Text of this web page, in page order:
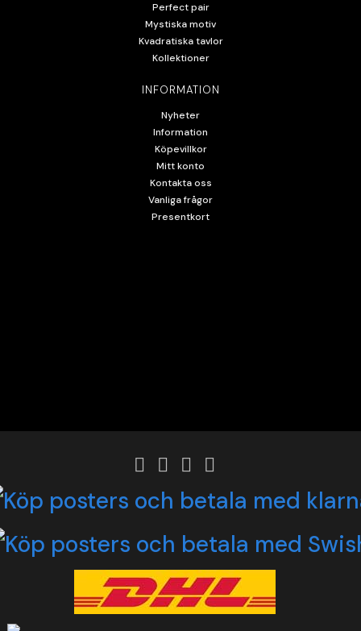
Perfect pair
Mystiska motiv
Kvadratiska tavlor
Kollektioner
INFORMATION
Nyheter
Information
Köpevillkor
Mitt konto
Kontakta oss
Vanliga frågor
Presentkort